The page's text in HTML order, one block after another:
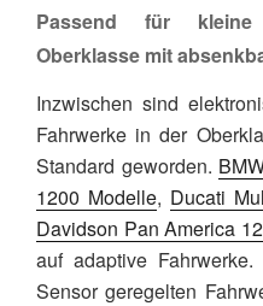
Passend für kleine
Oberklasse mit
Inzwischen sind
Fahrwerke in der
Standard geworden.
1200 Modelle, Ducati
Davidson Pan America
auf adaptive
Sensor geregelten